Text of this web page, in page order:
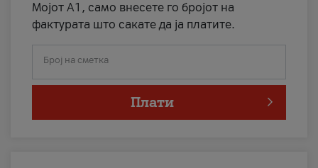
Мојот А1, само внесете го бројот на
фактурата што сакате да ја платите.
Број на сметка
Плати